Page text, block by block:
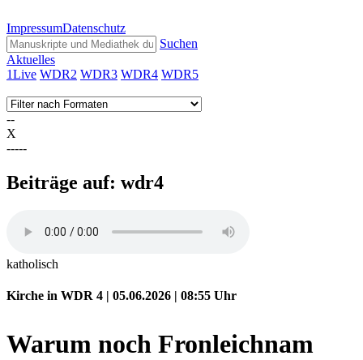
ImpressumDatenschutz
Suchen
Aktuelles
1Live WDR2 WDR3 WDR4 WDR5
--
X
-----
Beiträge auf: wdr4
katholisch
Kirche in WDR 4 | 05.06.2026 | 08:55 Uhr
Warum noch Fronleichnam